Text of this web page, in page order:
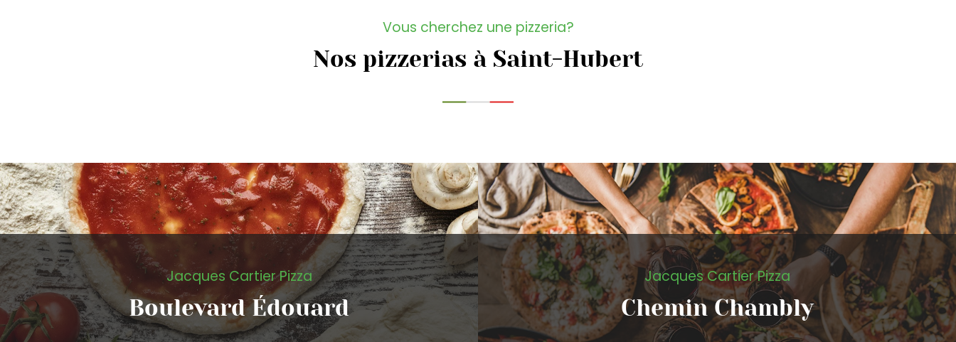
Vous cherchez une pizzeria?
Nos pizzerias à Saint-Hubert
Jacques Cartier Pizza
Boulevard Édouard
Jacques Cartier Pizza
Chemin Chambly